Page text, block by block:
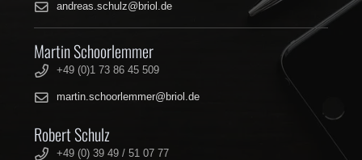
andreas.schulz@briol.de
Martin Schoorlemmer
+49 (0)1 73 86 45 509
martin.schoorlemmer@briol.de
Robert Schulz
+49 (0) 39 49 / 51 07 77